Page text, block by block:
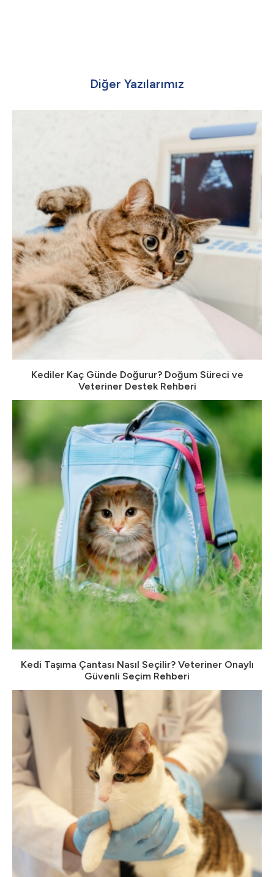
Diğer Yazılarımız
Kediler Kaç Günde Doğurur? Doğum Süreci ve
Veteriner Destek Rehberi
Kedi Taşıma Çantası Nasıl Seçilir? Veteriner Onaylı
Güvenli Seçim Rehberi